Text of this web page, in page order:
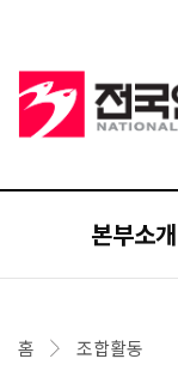
본부소개
홈 조합활동